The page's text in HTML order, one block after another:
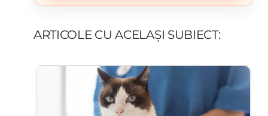
ARTICOLE CU ACELAȘI SUBIECT: